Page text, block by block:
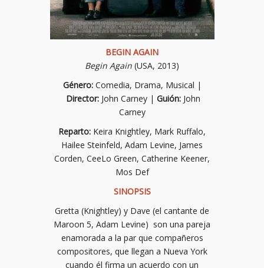
BEGIN AGAIN
Begin Again (USA, 2013)
Género:Comedia, Drama, Musical |
Director: John Carney | Guión: John
Carney
Reparto: Keira Knightley, Mark Ruffalo,
Hailee Steinfeld, Adam Levine, James
Corden, CeeLo Green, Catherine Keener,
Mos Def
SINOPSIS
Gretta (Knightley) y Dave (el cantante de
Maroon 5, Adam Levine) son una pareja
enamorada a la par que compañeros
compositores, que llegan a Nueva York
cuando él firma un acuerdo con un